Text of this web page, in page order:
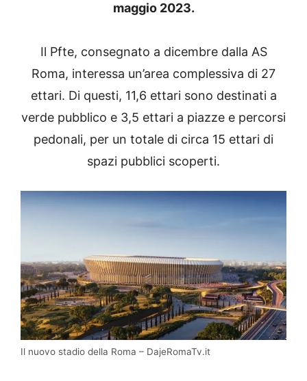
maggio 2023.
Il Pfte, consegnato a dicembre dalla AS
Roma, interessa un’area complessiva di 27
ettari. Di questi, 11,6 ettari sono destinati a
verde pubblico e 3,5 ettari a piazze e percorsi
pedonali, per un totale di circa 15 ettari di
spazi pubblici scoperti.
Il nuovo stadio della Roma – DajeRomaTv.it